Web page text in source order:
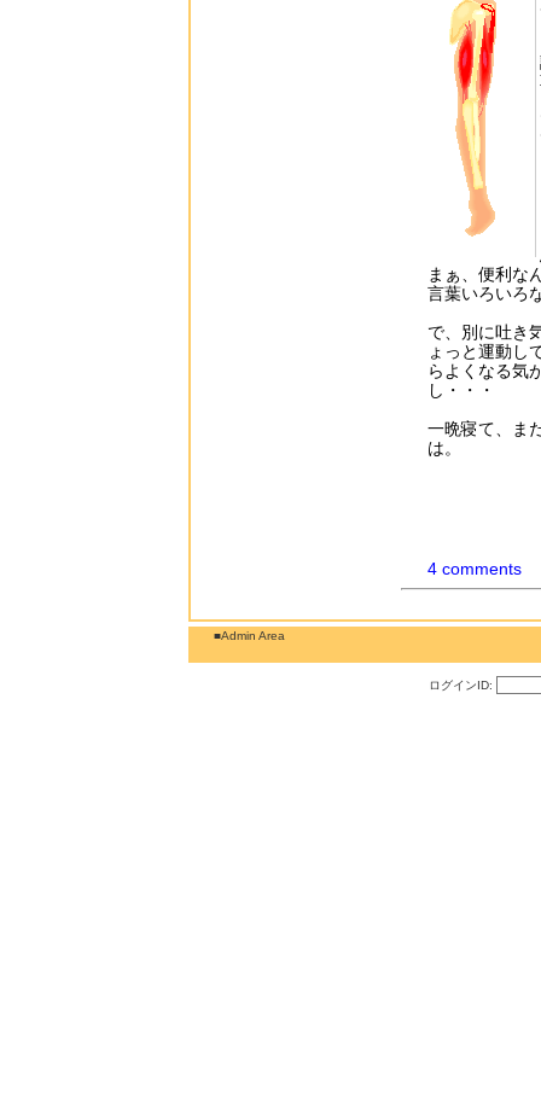
まぁ、便利な
言葉いろいろ
で、別に吐き
ょっと運動し
らよくなる気
し・・・
一晩寝て、ま
は。
4 comments
■Admin Area
ログインID: